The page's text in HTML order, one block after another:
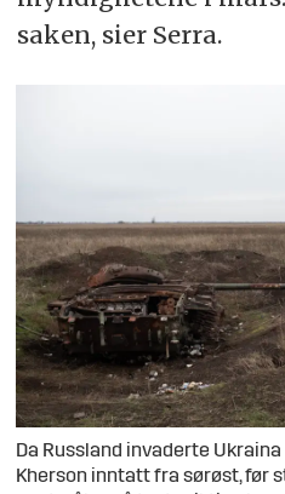
saken, sier Serra.
Da Russland invaderte
Kherson inntatt fra sørøst, før